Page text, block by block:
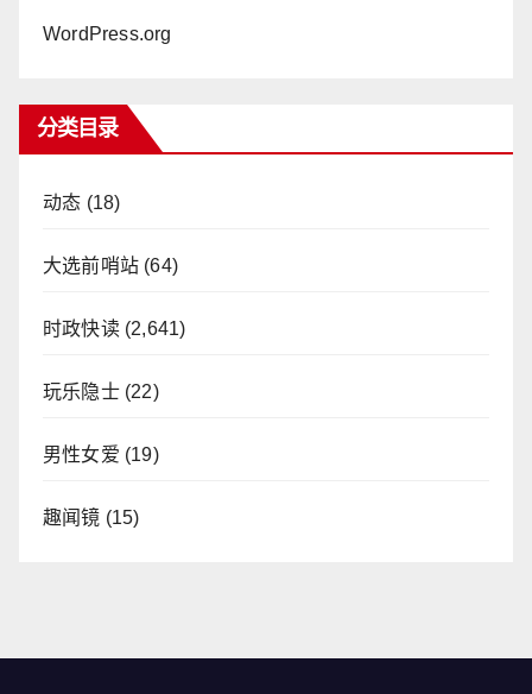
WordPress.org
分类目录
动态 (18)
大选前哨站 (64)
时政快读(2,641)
玩乐隐士(22)
男性女爱 (19)
趣闻镜 (15)